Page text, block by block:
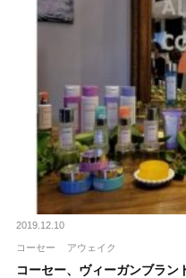
2019.12.10
コーセー アウェイク
コーセー、ヴィーガンブラン